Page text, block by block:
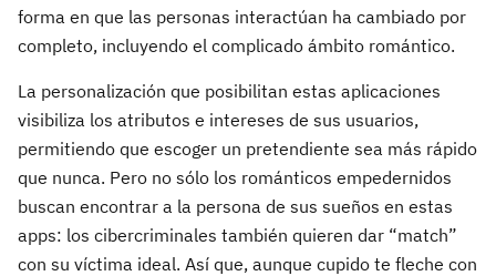
forma en que las personas interactúan ha cambiado por
completo, incluyendo el complicado ámbito romántico.
La personalización que posibilitan estas aplicaciones
visibiliza los atributos e intereses de sus usuarios,
permitiendo que escoger un pretendiente sea más rápido
que nunca. Pero no sólo los románticos empedernidos
buscan encontrar a la persona de sus sueños en estas
apps: los cibercriminales también quieren dar “match”
con su víctima ideal. Así que, aunque cupido te fleche con